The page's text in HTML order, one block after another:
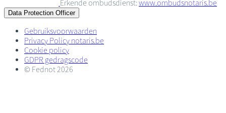
Erkende ombudsdienst:www.ombudsnotaris.be
Data Protection Officer
Gebruiksvoorwaarden
Privacy Policy notaris.be
Cookie policy
GDPR gedragscode
© Fednot 2026